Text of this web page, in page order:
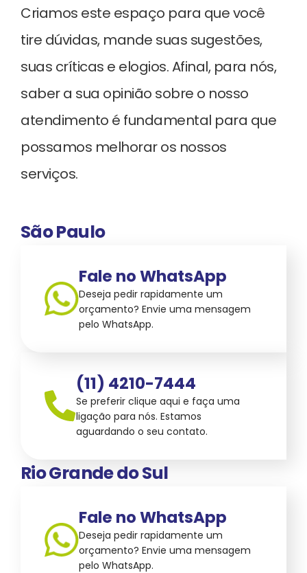
Criamos este espaço para que você
tire dúvidas, mande suas sugestões,
suas críticas e elogios. Afinal, para nós,
saber a sua opinião sobre o nosso
atendimento é fundamental para que
possamos melhorar os nossos
serviços.
São Paulo
Fale no WhatsApp
Deseja pedir rapidamente um
orçamento? Envie uma mensagem
pelo WhatsApp.
(11) 4210-7444
Se preferir clique aqui e faça uma
ligação para nós. Estamos
aguardando o seu contato.
Rio Grande do Sul
Fale no WhatsApp
Deseja pedir rapidamente um
orçamento? Envie uma mensagem
pelo WhatsApp.